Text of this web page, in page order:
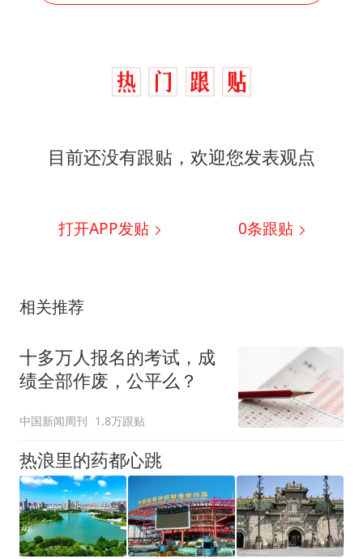
目前还没有跟贴，欢迎您发表观点
打开APP发贴 0条跟贴
相关推荐
十多万人报名的考试，成
绩全部作废，公平么？
中国新闻周刊 1.8万跟贴
热浪里的药都心跳